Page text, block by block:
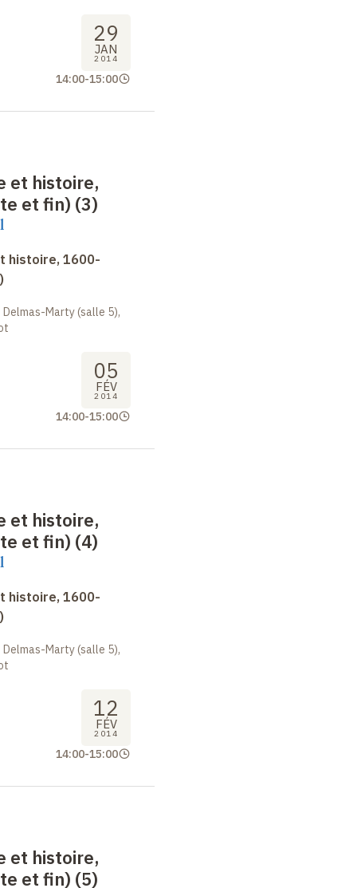
29
JAN
2014
14:00-15:00
et histoire,
et fin) (3)
histoire, 1600-
Marty (salle 5),
05
FÉV
2014
14:00-15:00
et histoire,
et fin) (4)
histoire, 1600-
Marty (salle 5),
12
FÉV
2014
14:00-15:00
et histoire,
et fin) (5)